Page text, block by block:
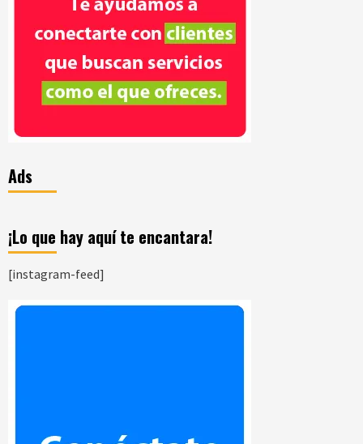
Ads
¡Lo que hay aquí te encantara!
[instagram-feed]